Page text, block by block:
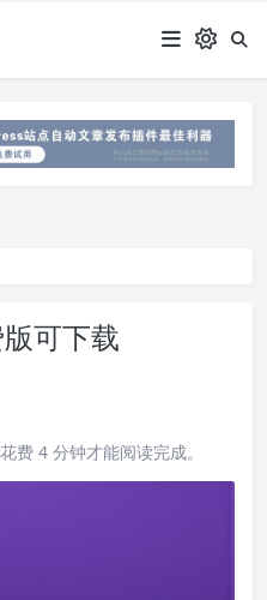
可下载
费 4 分钟才能阅读完成。